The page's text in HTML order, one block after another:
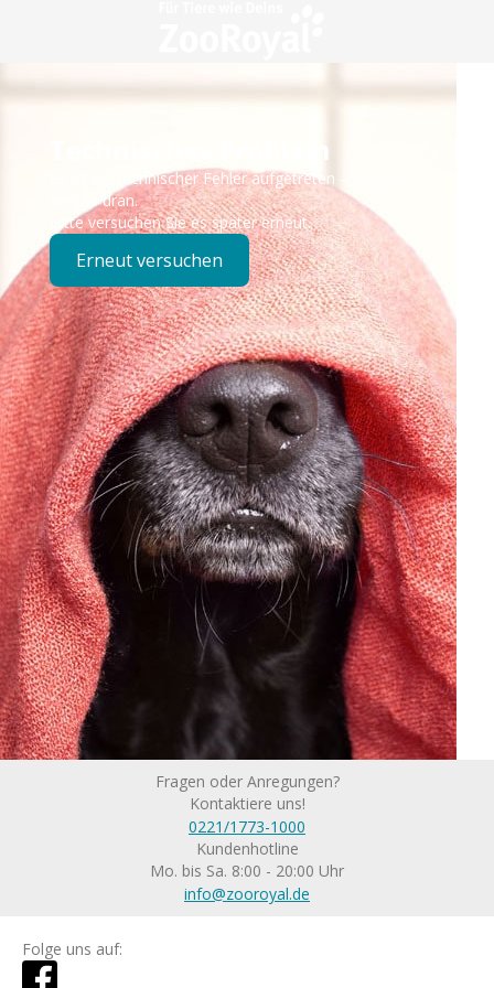
Technisches Problem
Es ist ein technischer Fehler aufgetreten – wir sind
bereits dran.
Bitte versuchen Sie es später erneut.
Erneut versuchen
Fragen oder Anregungen?
Kontaktiere uns!
0221/1773-1000
Kundenhotline
Mo. bis Sa. 8:00 - 20:00 Uhr
info@zooroyal.de
Folge uns auf: